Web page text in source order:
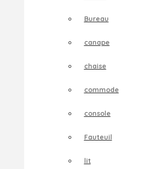
Bureau
canape
chaise
commode
console
Fauteuil
lit